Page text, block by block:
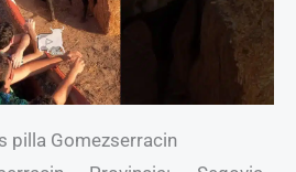
pilla Gomezserracin